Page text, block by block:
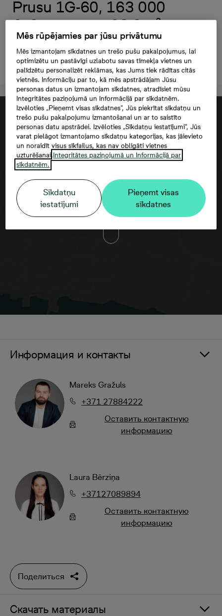
Prusu 1G-60, 163 000
€, 3 комнаты, 68,3 м²
Oставить контактную информацию
Согласие третьего лица
Информация и контакты
Mareks Gražuls
+371 27884222
Oставить контактную
информацию
Laura Bērziņa
+37127089894
Oставить контактную
информацию
Поделиться
Скачать материалы
Mēs rūpējamies par jūsu privātumu
Mēs izmantojam sīkdatnes un trešo pušu pakalpojumus, lai
optimizētu un pastāvīgi uzlabotu savas tīmekļa vietnes un
palīdzētu personalizēt reklāmas, kas Jums tiek rādītas citās
vietnēs. Informāciju par to, kā mēs apstrādājam Jūsu
personas datus un izmantojam sīkdatnes, atradīsiet mūsu
Integritātes paziņojumā un Informācijā par sīkdatnēm.
Izvēloties „Pieņemt visas sīkdatnes”, Jūs piekrītat sīkdatņu un
trešo pušu pakalpojumu izmantošanai un ar to saistīto
personas datu apstrādei. Izvēloties „Sīkdatņu iestatījumi”, Jūs
varat pielāgot izmantojamo sīkdatņu kategorijas, kas jāievieto
un noraidīt visus sīkfailus, kas nav obligāti vietnes
uzturēšanai.Integritātes paziņojumā un Informācijā par
sīkdatnēm.
Sīkdatņu
iestatījumi
Pieņemt visas
sīkdatnes